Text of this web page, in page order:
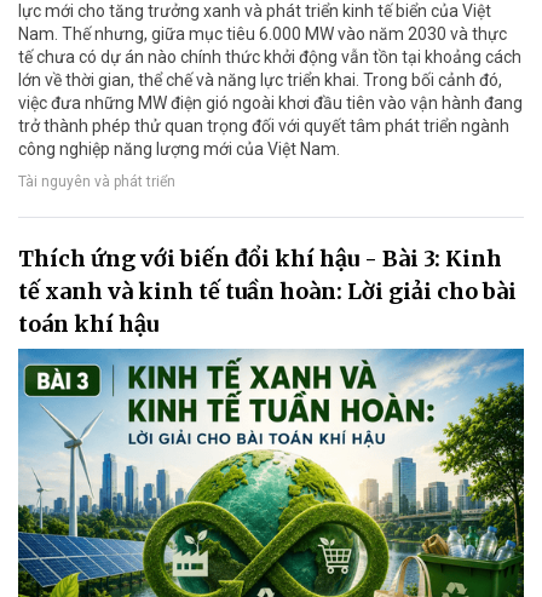
lực mới cho tăng trưởng xanh và phát triển kinh tế biển của Việt
Nam. Thế nhưng, giữa mục tiêu 6.000 MW vào năm 2030 và thực
tế chưa có dự án nào chính thức khởi động vẫn tồn tại khoảng cách
lớn về thời gian, thể chế và năng lực triển khai. Trong bối cảnh đó,
việc đưa những MW điện gió ngoài khơi đầu tiên vào vận hành đang
trở thành phép thử quan trọng đối với quyết tâm phát triển ngành
công nghiệp năng lượng mới của Việt Nam.
Tài nguyên và phát triển
Thích ứng với biến đổi khí hậu - Bài 3: Kinh
tế xanh và kinh tế tuần hoàn: Lời giải cho bài
toán khí hậu